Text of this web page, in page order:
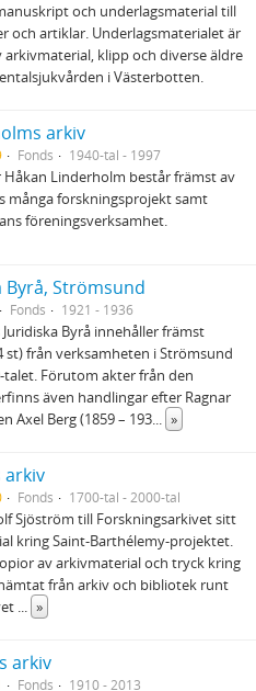
och underlagsmaterial till
och artiklar. Underlagsmaterialet är
klipp och diverse äldre
i Västerbotten.
arkiv
Fonds 1940-tal - 1997
Linderholm består främst av
många forskningsprojekt samt
föreningsverksamhet.
Byrå, Strömsund
Fonds 1921 - 1936
Byrå innehåller främst
st) från verksamheten i Strömsund
Förutom akter från den
även handlingar efter Ragnar
Axel Berg (1859 – 193... »
arkiv
Fonds 1700-tal - 2000-tal
Sjöström till Forskningsarkivet sitt
kring Saint-Barthélemy-projektet.
av arkivmaterial och tryck kring
från arkiv och bibliotek runt
... »
arkiv
Fonds 1910 - 2013